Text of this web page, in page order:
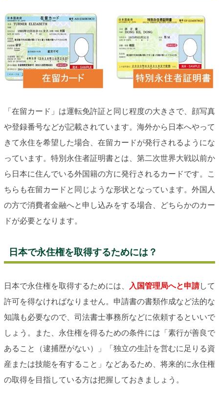
「在留カード」は運転免許証と同じ程度の大きさで、顔写真
や登録番号などが記載されています。海外から日本へやって
きて永住を希望した場合、在留カードが発行されるようにな
っています。特別永住者証明書とは、第二次世界大戦以前か
ら日本に住んでいる外国籍の方に発行されるカードです。こ
ちらも在留カードと同じような形状となっています。外国人
の方で消費者金融へと申し込みをする場合、どちらかのカー
ドが必要となります。
日本で永住権を取得するためには？
日本で永住権を取得するためには、 入国管理局へと申請して
許可を得なければなりません。申請書の書類作成など法的な
知識も必要なので、司法書士事務所などに依頼するといいで
しょう。また、永住権を得るための条件には「素行が善良で
あること（逮捕歴がない）」「独立の生計を営むに足りる資
産または技能を有すること」などあるため、将来的に永住権
の取得を目指している方は把握しておきましょう。